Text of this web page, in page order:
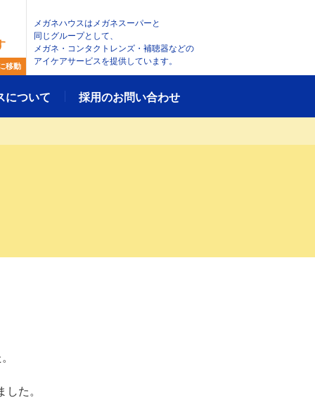
移動
メガネハウスはメガネスーパーと
同じグループとして、
メガネ・コンタクトレンズ・補聴器などの
アイケアサービスを提供しています。
について 採用のお問い合わせ
た。